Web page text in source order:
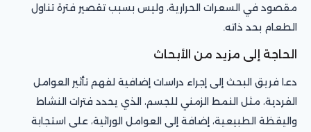
مقصود في السعرات الحرارية، وليس بسبب تقصير فترة تناول
الطعام بحد ذاته.
الحاجة إلى مزيد من الأبحاث
دعا فريق البحث إلى إجراء دراسات إضافية لفهم تأثير العوامل
الفردية، مثل النمط الزمني للجسم، الذي يحدد فترات النشاط
واليقظة الطبيعية، إضافة إلى العوامل الوراثية، على استجابة